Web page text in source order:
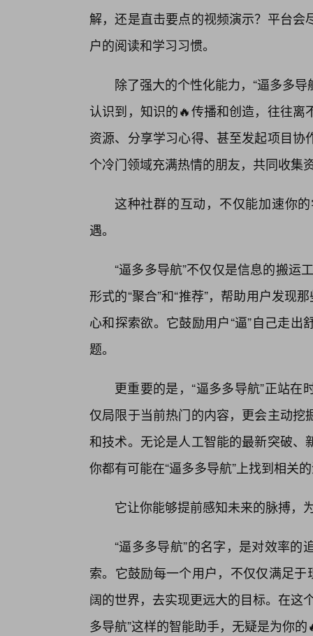
解，还是直击要点的视频演示？平台
户的阅读和学习习惯。
除了强大的个性化能力，“逼多多
认识到，知识的🔥传播和创造，往往
资源、分享学习心得、甚至发起项目
个冷门领域充满热情的朋友，共同收集
这种社群的互动，不仅能加速你
遇。
“逼多多导航”不仅仅是信息的搬运
形式的“聚合”和“推荐”，帮助用户发现
心和探索欲。它鼓励用户“逼”自己走
题。
更重要的是，“逼多多导航”正站
仅局限于当前热门的内容，更会主动
和技术。无论是人工智能的最新突破
你都有可能在“逼多多导航”上找到相关
它让你能够提前感知未来的脉搏，
“逼多多导航”的名字，是对效率
索。它鼓励每一个用户，不仅仅满足
阔的世界，去实现更远大的目标。在这
多导航”这样的智能助手，无疑是为你